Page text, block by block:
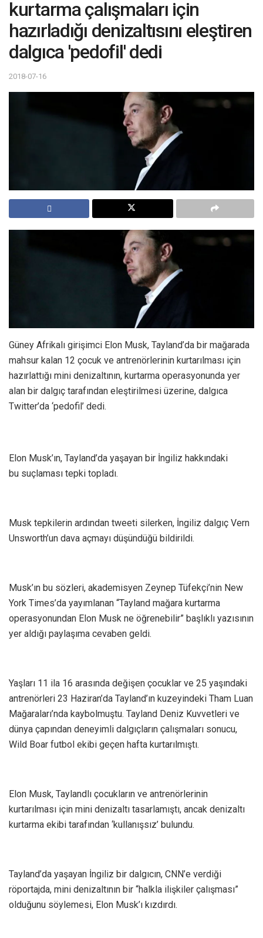
kurtarma çalışmaları için
hazırladığı denizaltısını eleştiren
dalgıca 'pedofil' dedi
2018-07-16
Güney Afrikalı girişimci Elon Musk, Tayland’da bir mağarada
mahsur kalan 12 çocuk ve antrenörlerinin kurtarılması için
hazırlattığı mini denizaltının, kurtarma operasyonunda yer
alan bir dalgıç tarafından eleştirilmesi üzerine, dalgıca
Twitter’da ‘pedofil’ dedi.
Elon Musk’ın, Tayland’da yaşayan bir İngiliz hakkındaki
bu suçlaması tepki topladı.
Musk tepkilerin ardından tweeti silerken, İngiliz dalgıç Vern
Unsworth’un dava açmayı düşündüğü bildirildi.
Musk’ın bu sözleri, akademisyen Zeynep Tüfekçi’nin New
York Times’da yayımlanan “Tayland mağara kurtarma
operasyonundan Elon Musk ne öğrenebilir” başlıklı yazısının
yer aldığı paylaşıma cevaben geldi.
Yaşları 11 ila 16 arasında değişen çocuklar ve 25 yaşındaki
antrenörleri 23 Haziran’da Tayland’ın kuzeyindeki Tham Luan
Mağaraları’nda kaybolmuştu. Tayland Deniz Kuvvetleri ve
dünya çapından deneyimli dalgıçların çalışmaları sonucu,
Wild Boar futbol ekibi geçen hafta kurtarılmıştı.
Elon Musk, Taylandlı çocukların ve antrenörlerinin
kurtarılması için mini denizaltı tasarlamıştı, ancak denizaltı
kurtarma ekibi tarafından ‘kullanışsız’ bulundu.
Tayland’da yaşayan İngiliz bir dalgıcın, CNN’e verdiği
röportajda, mini denizaltının bir “halkla ilişkiler çalışması”
olduğunu söylemesi, Elon Musk’ı kızdırdı.